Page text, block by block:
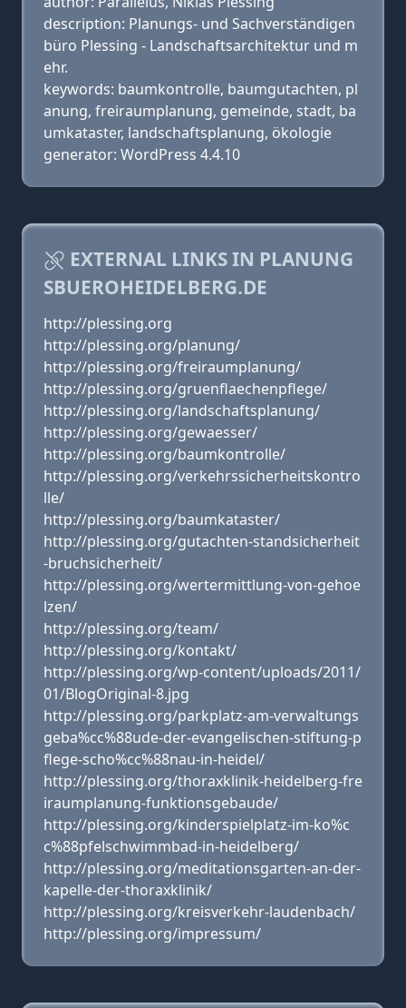
description: Planungs- und Sachverständigen
büro Plessing - Landschaftsarchitektur und m
ehr.
keywords: baumkontrolle, baumgutachten, pl
anung, freiraumplanung, gemeinde, stadt, ba
umkataster, landschaftsplanung, ökologie
generator: WordPress 4.4.10
EXTERNAL LINKS IN PLANUNG
SBUEROHEIDELBERG.DE
http://plessing.org
http://plessing.org/planung/
http://plessing.org/freiraumplanung/
http://plessing.org/gruenflaechenpflege/
http://plessing.org/landschaftsplanung/
http://plessing.org/gewaesser/
http://plessing.org/baumkontrolle/
http://plessing.org/verkehrssicherheitskontro
lle/
http://plessing.org/baumkataster/
http://plessing.org/gutachten-standsicherheit
-bruchsicherheit/
http://plessing.org/wertermittlung-von-gehoe
lzen/
http://plessing.org/team/
http://plessing.org/kontakt/
http://plessing.org/wp-content/uploads/2011/
01/BlogOriginal-8.jpg
http://plessing.org/parkplatz-am-verwaltungs
geba%cc%88ude-der-evangelischen-stiftung-p
flege-scho%cc%88nau-in-heidel/
http://plessing.org/thoraxklinik-heidelberg-fre
iraumplanung-funktionsgebaude/
http://plessing.org/kinderspielplatz-im-ko%c
c%88pfelschwimmbad-in-heidelberg/
http://plessing.org/meditationsgarten-an-der-
kapelle-der-thoraxklinik/
http://plessing.org/kreisverkehr-laudenbach/
http://plessing.org/impressum/